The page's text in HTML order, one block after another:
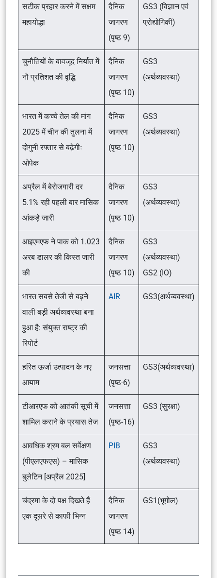
सटीक प्रहार करने में सक्षम
महायोद्धा
दैनिक
जागरण
(पृष्ठ 9)
GS3 (विज्ञान एवं
प्रोद्योगिकी)
चुनौतियों के बावजूद निर्यात में
नौ प्रतिशत की वृद्धि
दैनिक
जागरण
(पृष्ठ 10)
GS3
(अर्थव्यवस्था)
भारत में कच्चे तेल की मांग
2025 में चीन की तुलना में
दोगुनी रफ्तार से बढ़ेगीः
ओपेक
दैनिक
जागरण
(पृष्ठ 10)
GS3
(अर्थव्यवस्था)
अप्रैल में बेरोजगारी दर
5.1% रही पहली बार मासिक
आंकड़े जारी
दैनिक
जागरण
(पृष्ठ 10)
GS3
(अर्थव्यवस्था)
आइएमएफ ने पाक को 1.023
अरब डालर की किस्त जारी
की
दैनिक
जागरण
(पृष्ठ 10)
GS3
(अर्थव्यवस्था)
GS2 (IO)
भारत सबसे तेजी से बढ़ने
वाली बड़ी अर्थव्यवस्था बना
हुआ है: संयुक्त राष्ट्र की
रिपोर्ट
AIR GS3(अर्थव्यवस्था)
हरित ऊर्जा उत्पादन के नए
आयाम
जनसत्ता
(पृष्ठ-6)
GS3(अर्थव्यवस्था)
टीआरएफ को आतंकी सूची में
शामिल कराने के प्रयास तेज
जनसत्ता
(पृष्ठ-16)
GS3 (सुरक्षा)
आवधिक श्रम बल सर्वेक्षण
(पीएलएफएस) – मासिक
बुलेटिन [अप्रैल 2025]
PIB
GS3
(अर्थव्यवस्था)
चंद्रमा के दो पक्ष दिखते हैं
एक दूसरे से काफी भिन्न
दैनिक
जागरण
(पृष्ठ 14)
GS1(भूगोल)